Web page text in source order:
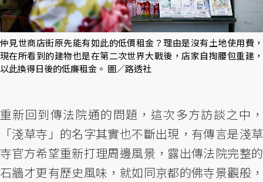
仲見世商店街原先能有如此的低價租金？理由是沒有土地使用費，
現在所看到的建物也是在第二次世界大戰後，店家自掏腰包重建，
以此換得日後的低廉租金。 圖／路透社
重新回到傳法院通的問題，這次多方訪談之中，
「淺草寺」的名字其實也不斷出現，有傳言是淺草
寺官方希望重新打理周邊風景，露出傳法院完整的
石牆才更有歷史風味，就如同京都的佛寺景觀般，